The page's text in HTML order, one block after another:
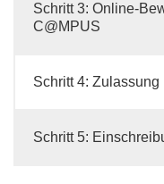
Schritt 3: Online-
C@MPUS
Schritt 4: Zulassung
Schritt 5: